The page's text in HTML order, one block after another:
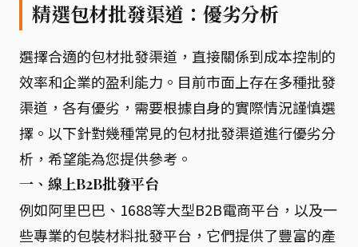
精選包材批發渠道：優劣分析
選擇合適的包材批發渠道，直接關係到成本控制的
效率和企業的盈利能力。目前市面上存在多種批發
渠道，各有優劣，需要根據自身的實際情況謹慎選
擇。以下針對幾種常見的包材批發渠道進行優劣分
析，希望能為您提供參考。
一、線上B2B批發平台
例如阿里巴巴、1688等大型B2B電商平台，以及一
些專業的包裝材料批發平台，它們提供了豐富的產